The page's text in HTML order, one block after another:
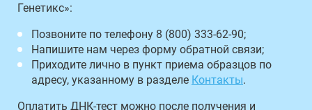
Генетикс»:
Позвоните по телефону 8 (800) 333-62-90;
Напишите нам через форму обратной связи;
Приходите лично в пункт приема образцов по
адресу, указанному в разделе Контакты.
Оплатить ДНК-тест можно после получения и